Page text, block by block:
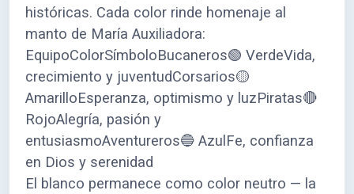
históricas. Cada color rinde homenaje al
manto de María Auxiliadora:
EquipoColorSímboloBucaneros🟢 VerdeVida,
crecimiento y juventudCorsarios🟡
AmarilloEsperanza, optimismo y luzPiratas🔴
RojoAlegría, pasión y
entusiasmoAventureros🔵 AzulFe, confianza
en Dios y serenidad
El blanco permanece como color neutro — la